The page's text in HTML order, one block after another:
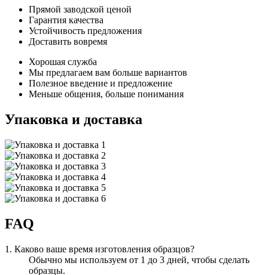
Прямой заводской ценой
Гарантия качества
Устойчивость предложения
Доставить вовремя
Хорошая служба
Мы предлагаем вам больше вариантов
Полезное введение и предложение
Меньше общения, больше понимания
Упаковка и доставка
FAQ
1. Каково ваше время изготовления образцов?
Обычно мы используем от 1 до 3 дней, чтобы сделать
образцы.